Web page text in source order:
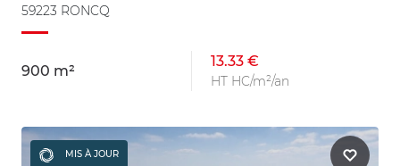
59223 RONCQ
900 m²
13.33 €
HT HC/m²/an
MIS À JOUR